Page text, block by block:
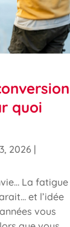
quoi
2026 |
La fatigue
et l’idée
vous